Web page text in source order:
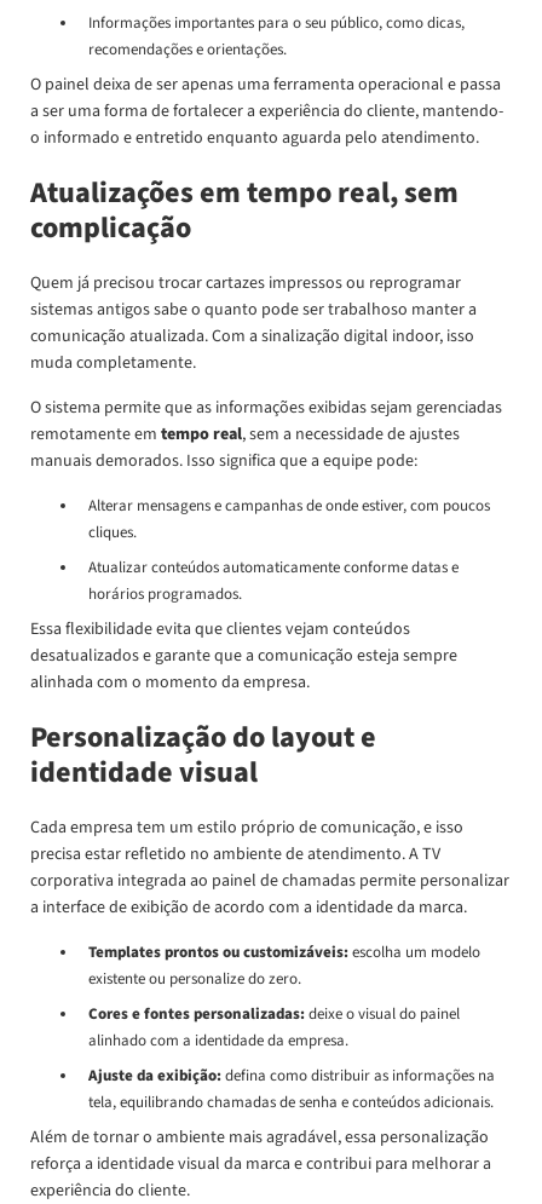
Informações importantes para o seu público, como dicas,
recomendações e orientações.
O painel deixa de ser apenas uma ferramenta operacional e passa
a ser uma forma de fortalecer a experiência do cliente, mantendo-
o informado e entretido enquanto aguarda pelo atendimento.
Atualizações em tempo real, sem
complicação
Quem já precisou trocar cartazes impressos ou reprogramar
sistemas antigos sabe o quanto pode ser trabalhoso manter a
comunicação atualizada. Com a sinalização digital indoor, isso
muda completamente.
O sistema permite que as informações exibidas sejam gerenciadas
remotamente em tempo real, sem a necessidade de ajustes
manuais demorados. Isso significa que a equipe pode:
Alterar mensagens e campanhas de onde estiver, com poucos
cliques.
Atualizar conteúdos automaticamente conforme datas e
horários programados.
Essa flexibilidade evita que clientes vejam conteúdos
desatualizados e garante que a comunicação esteja sempre
alinhada com o momento da empresa.
Personalização do layout e
identidade visual
Cada empresa tem um estilo próprio de comunicação, e isso
precisa estar refletido no ambiente de atendimento. A TV
corporativa integrada ao painel de chamadas permite personalizar
a interface de exibição de acordo com a identidade da marca.
Templates prontos ou customizáveis:escolha um modelo
existente ou personalize do zero.
Cores e fontes personalizadas:deixe o visual do painel
alinhado com a identidade da empresa.
Ajuste da exibição:defina como distribuir as informações na
tela, equilibrando chamadas de senha e conteúdos adicionais.
Além de tornar o ambiente mais agradável, essa personalização
reforça a identidade visual da marca e contribui para melhorar a
experiência do cliente.